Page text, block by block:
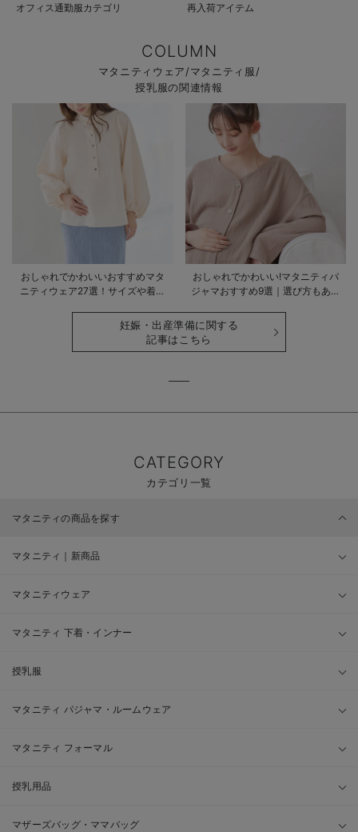
オフィス通勤服カテゴリ 再入荷アイテム
COLUMN
マタニティウェア/マタニティ服/
授乳服の関連情報
おしゃれでかわいいおすすめマタ
ニティウェア27選！サイズや着る
おしゃれでかわいい!マタニティパ
ジャマおすすめ9選｜選び方もあわ
妊娠・出産準備に関する
記事はこちら
CATEGORY
カテゴリ一覧
マタニティの商品を探す
マタニティ｜新商品
マタニティウェア
マタニティ 下着・インナー
授乳服
マタニティ パジャマ・ルームウェア
マタニティ フォーマル
授乳用品
マザーズバッグ・ママバッグ